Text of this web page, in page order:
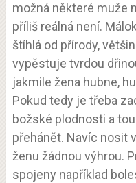
možná některé muže
příliš reálná není.
štíhlá od přírody,
vypěstuje tvrdou
jakmile žena hubne,
Pokud tedy je třeba
božské plodnosti a
přehánět. Navíc nosit
ženu žádnou výhrou.
spojeny například